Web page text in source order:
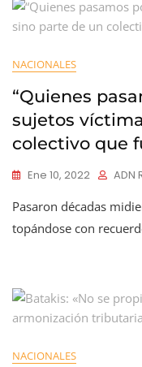
NACIONALES
“Quienes
sujetos
colectivo que
Ene 10, 2022 ADN
Pasaron décadas
topándose con
NACIONALES